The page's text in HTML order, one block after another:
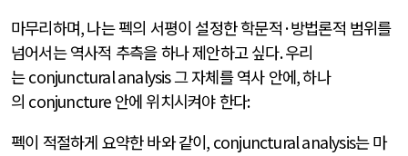
마무리하며,나는 펙의 서평이 설정한 학문적 ·방법론적 범위를
넘어서는 역사적 추측을 하나 제안하고 싶다.우리
는conjunctural analysis그 자체를 역사 안에,하나
의 conjuncture 안에 위치시켜야 한다:
펙이 적절하게 요약한 바와 같이, conjunctural analysis는 마